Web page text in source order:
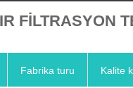
FİLTRASYON
Fabrika turu Kalite